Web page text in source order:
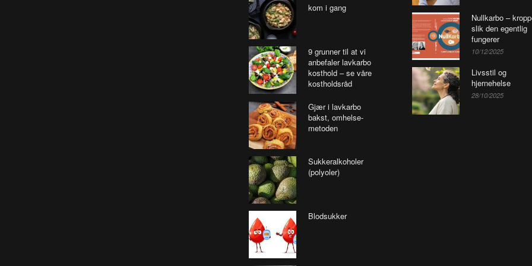
kom i gang
9 grunner til at vi
anbefaler lavkarbo
kosthold – se våre
kostholdsråd
Gjær i lavkarbo
bakst, omhelse-
metoden
Sukkeralkoholer
(polyoler)
Blodsukker
Nullkarbo –
slik den egentlig
fungerer
10/12/2025
Livsstil og
hjernehelse
28/10/2025